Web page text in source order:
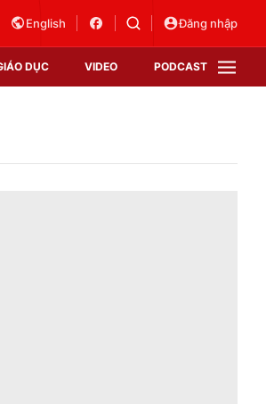
English Đăng nhập
DỤC VIDEO PODCAST
VTV Sức khoẻ